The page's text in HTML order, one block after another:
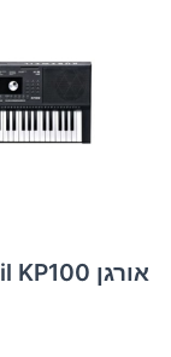
‏אורגן Kurzweil KP100